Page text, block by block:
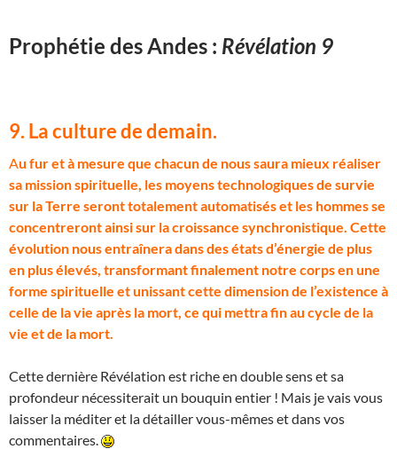
Prophétie des Andes : Révélation 9
9. La culture de demain.
Au fur et à mesure que chacun de nous saura mieux réaliser
sa mission spirituelle, les moyens technologiques de survie
sur la Terre seront totalement automatisés et les hommes se
concentreront ainsi sur la croissance synchronistique. Cette
évolution nous entraînera dans des états d’énergie de plus
en plus élevés, transformant finalement notre corps en une
forme spirituelle et unissant cette dimension de l’existence à
celle de la vie après la mort, ce qui mettra fin au cycle de la
vie et de la mort.
Cette dernière Révélation est riche en double sens et sa
profondeur nécessiterait un bouquin entier ! Mais je vais vous
laisser la méditer et la détailler vous-mêmes et dans vos
commentaires.